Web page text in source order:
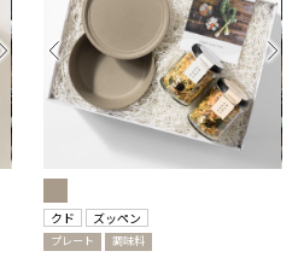
クド ズッペン
プレート 調味料